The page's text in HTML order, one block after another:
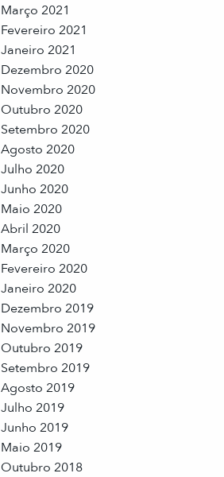
Março 2021
Fevereiro 2021
Janeiro 2021
Dezembro 2020
Novembro 2020
Outubro 2020
Setembro 2020
Agosto 2020
Julho 2020
Junho 2020
Maio 2020
Abril 2020
Março 2020
Fevereiro 2020
Janeiro 2020
Dezembro 2019
Novembro 2019
Outubro 2019
Setembro 2019
Agosto 2019
Julho 2019
Junho 2019
Maio 2019
Outubro 2018